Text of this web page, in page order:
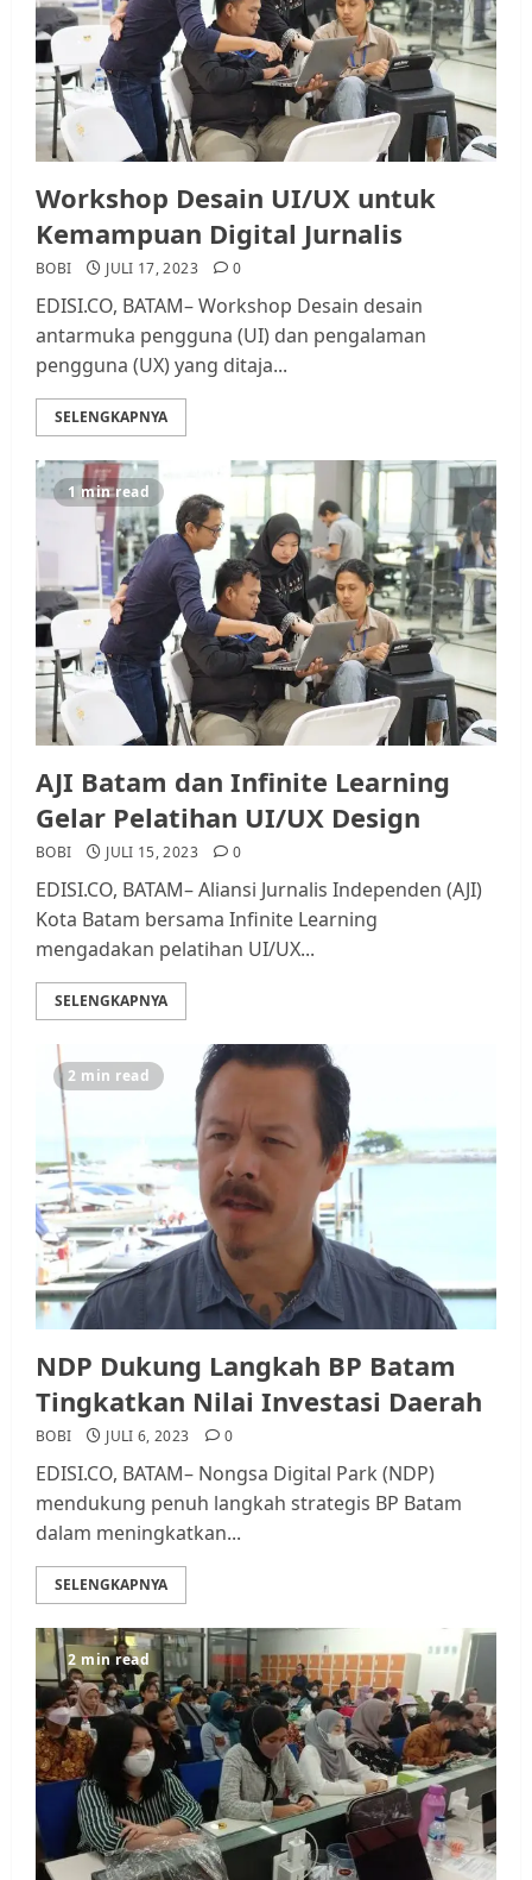
Workshop Desain UI/UX untuk
Kemampuan Digital Jurnalis
BOBI JULI 17, 2023 0
EDISI.CO, BATAM– Workshop Desain desain
antarmuka pengguna (UI) dan pengalaman
pengguna (UX) yang ditaja...
SELENGKAPNYA
1 min read
AJI Batam dan Infinite Learning
Gelar Pelatihan UI/UX Design
BOBI JULI 15, 2023 0
EDISI.CO, BATAM– Aliansi Jurnalis Independen (AJI)
Kota Batam bersama Infinite Learning
mengadakan pelatihan UI/UX...
SELENGKAPNYA
2 min read
NDP Dukung Langkah BP Batam
Tingkatkan Nilai Investasi Daerah
BOBI JULI 6, 2023 0
EDISI.CO, BATAM– Nongsa Digital Park (NDP)
mendukung penuh langkah strategis BP Batam
dalam meningkatkan...
SELENGKAPNYA
2 min read